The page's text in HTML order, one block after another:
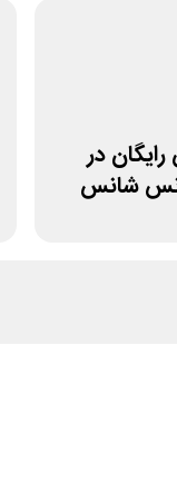
رایگان در
شانس